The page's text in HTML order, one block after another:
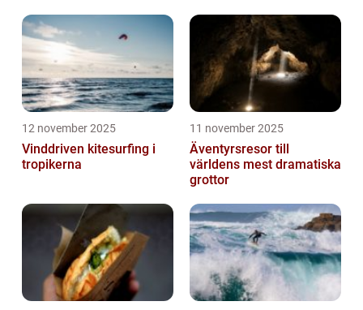
12 november 2025
Vinddriven kitesurfing i
tropikerna
11 november 2025
Äventyrsresor till
världens mest dramatiska
grottor